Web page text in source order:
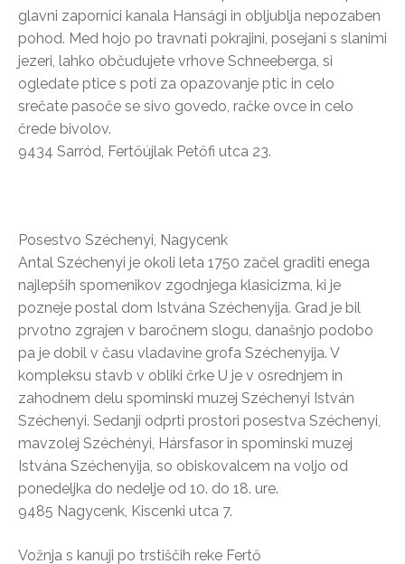
glavni zapornici kanala Hansági in obljublja nepozaben
pohod. Med hojo po travnati pokrajini, posejani s slanimi
jezeri, lahko občudujete vrhove Schneeberga, si
ogledate ptice s poti za opazovanje ptic in celo
srečate pasoče se sivo govedo, račke ovce in celo
črede bivolov.
9434 Sarród, Fertőújlak Petőfi utca 23.
Posestvo Széchenyi, Nagycenk
Antal Széchenyi je okoli leta 1750 začel graditi enega
najlepših spomenikov zgodnjega klasicizma, ki je
pozneje postal dom Istvána Széchenyija. Grad je bil
prvotno zgrajen v baročnem slogu, današnjo podobo
pa je dobil v času vladavine grofa Széchenyija. V
kompleksu stavb v obliki črke U je v osrednjem in
zahodnem delu spominski muzej Széchenyi István
Széchenyi. Sedanji odprti prostori posestva Széchenyi,
mavzolej Széchényi, Hársfasor in spominski muzej
Istvána Széchenyija, so obiskovalcem na voljo od
ponedeljka do nedelje od 10. do 18. ure.
9485 Nagycenk, Kiscenki utca 7.
Vožnja s kanuji po trstiščih reke Fertő